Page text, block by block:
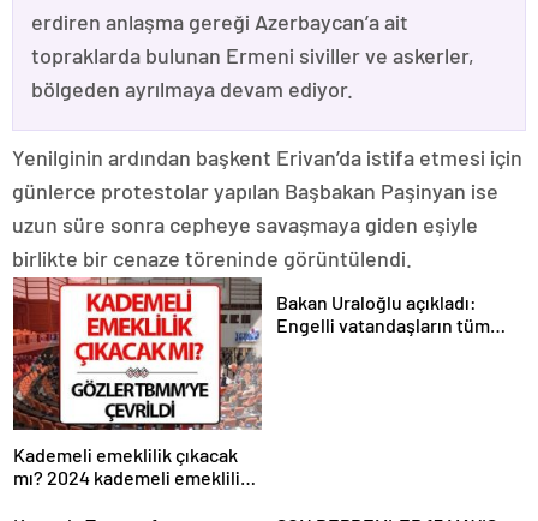
erdiren anlaşma gereği Azerbaycan’a ait
topraklarda bulunan Ermeni siviller ve askerler,
bölgeden ayrılmaya devam ediyor.
Yenilginin ardından başkent Erivan’da istifa etmesi için
günlerce protestolar yapılan Başbakan Paşinyan ise
uzun süre sonra cepheye savaşmaya giden eşiyle
birlikte bir cenaze töreninde görüntülendi.
Kademeli emeklilik çıkacak
mı? 2024 kademeli emeklilik
Bakan Uraloğlu açıkladı:
Engelli vatandaşların tüm